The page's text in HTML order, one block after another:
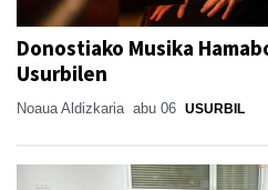
Donostiako Musika
Usurbilen
Noaua Aldizkaria abu 06 USURBIL